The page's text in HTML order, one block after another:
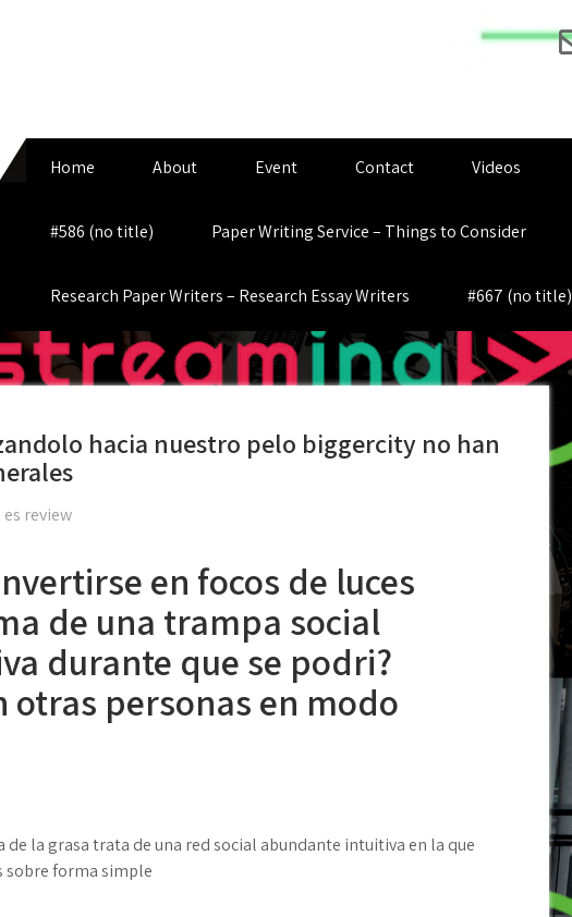
Home About Event Contact Videos
#586 (no title) Paper Writing Service – Things to Consider
Research Paper Writers – Research Essay Writers #667 (no title)
hacia nuestro pelo biggercity no han
review
en focos de luces
de una trampa social
durante que se podri?
otras personas en modo
la grasa trata de una red social abundante intuitiva en la que
sobre forma simple